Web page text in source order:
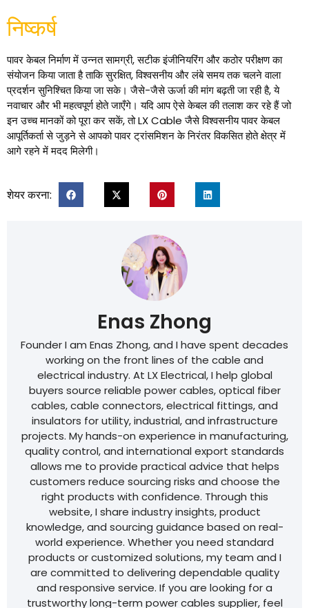
निष्कर्ष
पावर केबल निर्माण में उन्नत सामग्री, सटीक इंजीनियरिंग और कठोर परीक्षण का
संयोजन किया जाता है ताकि सुरक्षित, विश्वसनीय और लंबे समय तक चलने वाला
प्रदर्शन सुनिश्चित किया जा सके। जैसे-जैसे ऊर्जा की मांग बढ़ती जा रही है, ये
नवाचार और भी महत्वपूर्ण होते जाएँगे। यदि आप ऐसे केबल की तलाश कर रहे हैं जो
इन उच्च मानकों को पूरा कर सकें, तो LX Cable जैसे विश्वसनीय पावर केबल
आपूर्तिकर्ता से जुड़ने से आपको पावर ट्रांसमिशन के निरंतर विकसित होते क्षेत्र में
आगे रहने में मदद मिलेगी।
शेयर करना:
Enas Zhong
Founder I am Enas Zhong, and I have spent decades
working on the front lines of the cable and
electrical industry. At LX Electrical, I help global
buyers source reliable power cables, optical fiber
cables, cable connectors, electrical fittings, and
insulators for utility, industrial, and infrastructure
projects. My hands-on experience in manufacturing,
quality control, and international export standards
allows me to provide practical advice that helps
customers reduce sourcing risks and choose the
right products with confidence. Through this
website, I share industry insights, product
knowledge, and sourcing guidance based on real-
world experience. Whether you need standard
products or customized solutions, my team and I
are committed to delivering dependable quality
and responsive service. If you are looking for a
trustworthy long-term power cables supplier, feel